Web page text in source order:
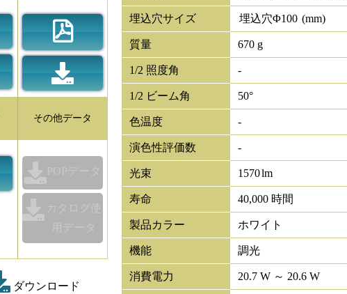
その他データ
POPデータ
カタログ使
用データ
ダウンロード
埋込穴サイズ 埋込穴Φ100 (mm)
質量 670 g
1/2 照度角 -
1/2 ビーム角 50°
色温度 -
演色性評価数 -
光束 1570lm
寿命 40,000 時間
製品カラー ホワイト
機能 調光
消費電力 20.7 W ～ 20.6 W